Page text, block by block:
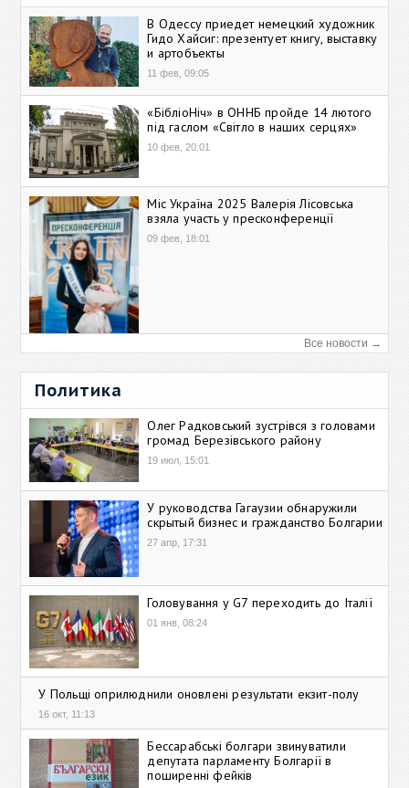
В Одессу приедет немецкий художник
Гидо Хайсиг: презентует книгу, выставку
и артобъекты
11 фев, 09:05
«БібліоНіч» в ОННБ пройде 14 лютого
під гаслом «Світло в наших серцях»
10 фев, 20:01
Міс Україна 2025 Валерія Лісовська
взяла участь у пресконференції
09 фев, 18:01
Все новости →
Политика
Олег Радковський зустрівся з головами
громад Березівського району
19 июл, 15:01
У руководства Гагаузии обнаружили
скрытый бизнес и гражданство Болгарии
27 апр, 17:31
Головування у G7 переходить до Італії
01 янв, 08:24
У Польщі оприлюднили оновлені результати екзит-полу
16 окт, 11:13
Бессарабські болгари звинуватили
депутата парламенту Болгарії в
поширенні фейків